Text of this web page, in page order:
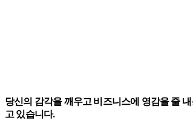
당신의 감각을 깨우고 비즈니스에 영감을 줄 내
고 있습니다.